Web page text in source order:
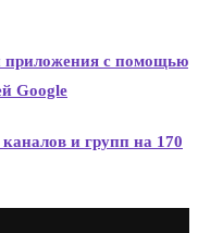
приложения с помощью
Google
и групп на 170